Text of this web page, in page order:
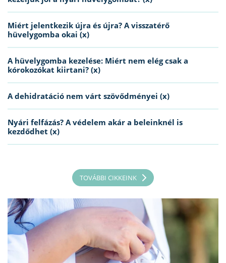
Miért jelentkezik újra és újra? A visszatérő
hüvelygomba okai (x)
A hüvelygomba kezelése: Miért nem elég csak a
kórokozókat kiirtani? (x)
A dehidratáció nem várt szövődményei (x)
Nyári felfázás? A védelem akár a beleinknél is
kezdődhet (x)
TOVÁBBI CIKKEINK